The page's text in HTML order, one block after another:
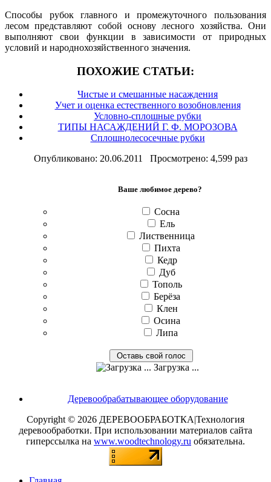
Способы рубок главного и промежуточного пользования
лесом представляют собой основу лесного хозяйства. Они
выполняют свои функции в зависимости от природных
условий и народнохозяйственного значения.
ПОХОЖИЕ СТАТЬИ:
Чистые и смешанные насаждения
Учет и оценка естественного возобновления
Условно-сплошные рубки
ТИПЫ НАСАЖДЕНИЙ Г. Ф. МОРОЗОВА
Сплошнолесосечные рубки
Опубликовано: 20.06.2011 Просмотрено: 4,599 раз
Ваше любимое дерево?
Сосна
Ель
Лиственница
Пихта
Кедр
Дуб
Тополь
Берёза
Клен
Осина
Липа
Загрузка ...
Деревообрабатывающее оборудование
Copyright © 2026 ДЕРЕВООБРАБОТКА|Технология
деревообработки. При использовании материалов сайта
гиперссылка на www.woodtechnology.ru обязательна.